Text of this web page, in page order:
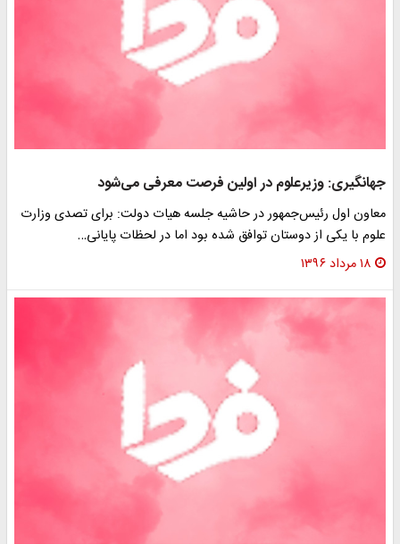
جهانگیری: وزیرعلوم در اولین فرصت معرفی می‌شود
معاون اول رئیس‌جمهور در حاشیه جلسه هیات دولت: برای تصدی وزارت
علوم با یکی از دوستان توافق شده بود اما در لحظات پایانی…
۱۸ مرداد ۱۳۹۶